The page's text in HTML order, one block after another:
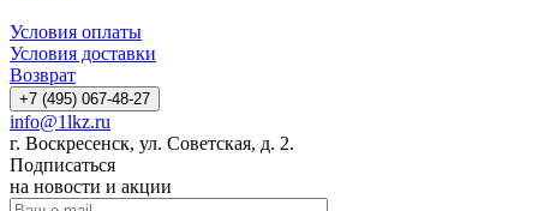
Условия оплаты
Условия доставки
Возврат
+7 (495) 067-48-27
info@1lkz.ru
г. Воскресенск, ул. Советская, д. 2.
Подписаться
на новости и акции